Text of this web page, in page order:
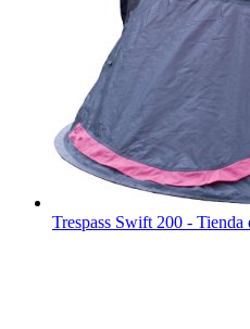
Trespass Swift 200 - Tienda